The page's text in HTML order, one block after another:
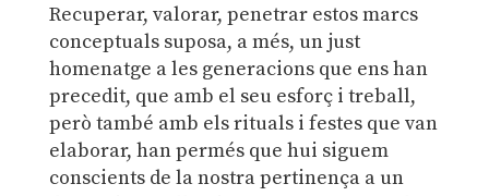
Recuperar, valorar, penetrar estos marcs
conceptuals suposa, a més, un just
homenatge a les generacions que ens han
precedit, que amb el seu esforç i treball,
però també amb els rituals i festes que van
elaborar, han permés que hui siguem
conscients de la nostra pertinença a un